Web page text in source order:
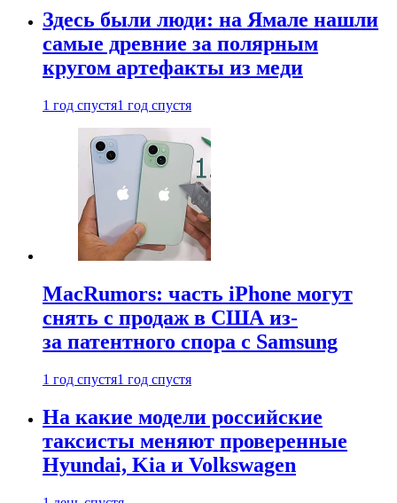
Здесь были люди: на Ямале нашли
самые древние за полярным
кругом артефакты из меди
1 год спустя1 год спустя
MacRumors: часть iPhone могут
снять с продаж в США из-
за патентного спора с Samsung
1 год спустя1 год спустя
На какие модели российские
таксисты меняют проверенные
Hyundai, Kia и Volkswagen